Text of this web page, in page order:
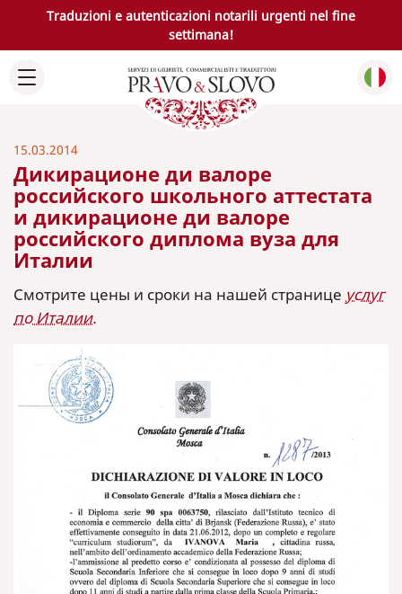
Traduzioni e autenticazioni notarili urgenti nel fine
settimana!
15.03.2014
Дикирационе ди валоре
российского школьного аттестата
и дикирационе ди валоре
российского диплома вуза для
Италии
Смотрите цены и сроки на нашей странице услуг
по Италии.